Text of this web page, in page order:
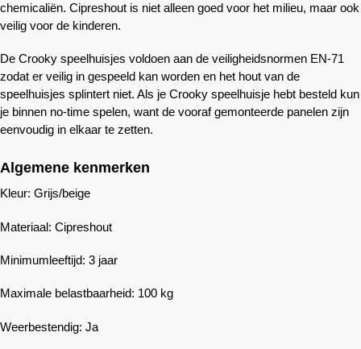
chemicaliën. Cipreshout is niet alleen goed voor het milieu, maar ook
veilig voor de kinderen.
De Crooky speelhuisjes voldoen aan de veiligheidsnormen EN-71
zodat er veilig in gespeeld kan worden en het hout van de
speelhuisjes splintert niet. Als je Crooky speelhuisje hebt besteld kun
je binnen no-time spelen, want de vooraf gemonteerde panelen zijn
eenvoudig in elkaar te zetten.
Algemene kenmerken
Kleur: Grijs/beige
Materiaal: Cipreshout
Minimumleeftijd: 3 jaar
Maximale belastbaarheid: 100 kg
Weerbestendig: Ja